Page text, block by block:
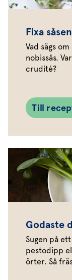
Fixa såsen
Vad sägs
nobissås.
crudité?
Till
Godaste
Sugen på
pestodipp
örter. Så